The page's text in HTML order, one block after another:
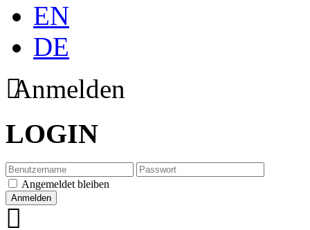
EN
DE
Anmelden
LOGIN
Angemeldet bleiben